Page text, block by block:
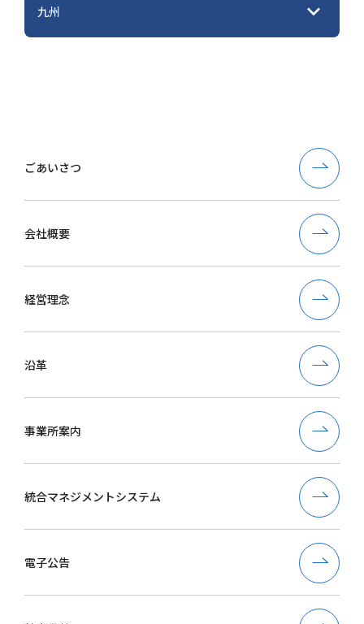
九州
ごあいさつ
会社概要
経営理念
沿革
事業所案内
統合マネジメントシステム
電子公告